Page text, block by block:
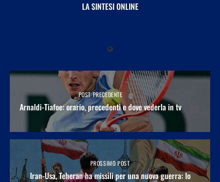
LA SINTESI ONLINE
POST PRECEDENTE
Arnaldi-Tiafoe: orario, precedenti e dove vederla in tv
PROSSIMO POST
Iran-Usa, Teheran ha missili per una nuova guerra: lo